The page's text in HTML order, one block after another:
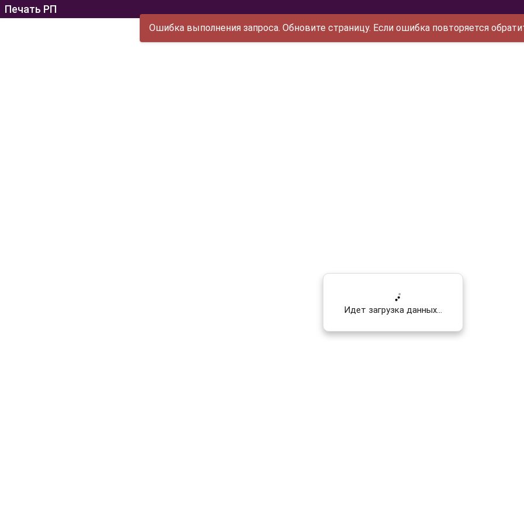
Печать РП
Идет загрузка данных...
Ошибка выполнения запроса. Обновите страницу. Если ошибка повторяется